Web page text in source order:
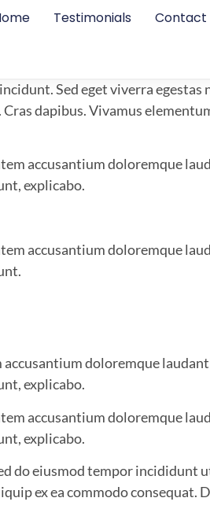
Testimonials Contact
Sed eget viverra egestas
dapibus. Vivamus
accusantium doloremque
explicabo.
accusantium doloremque
doloremque
explicabo.
accusantium doloremque
explicabo.
do eiusmod tempor incididunt
ex ea commodo consequat.